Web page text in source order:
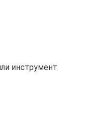
инструмент.